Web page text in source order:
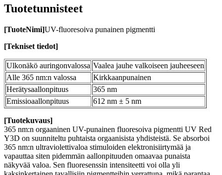
Tuotetunnisteet
[TuoteNimi]UV-fluoresoiva punainen pigmentti
[Tekniset tiedot]
Ulkonäkö auringonvalossa Vaalea jauhe valkoiseen jauheeseen
Alle 365 nm:n valossa
Kirkkaanpunainen
Herätysaallonpituus
365 nm
Emissioaallonpituus
612 nm ± 5 nm
[Tuotekuvaus]
365 nm:n orgaaninen UV-punainen fluoresoiva pigmentti UV Red
Y3D on suunniteltu puhtaista orgaanisista yhdisteistä. Se absorboi
365 nm:n ultraviolettivaloa stimuloiden elektronisiirtymää ja
vapauttaa siten pidemmän aallonpituuden omaavaa punaista
näkyvää valoa. Sen fluoresenssin intensiteetti voi olla yli